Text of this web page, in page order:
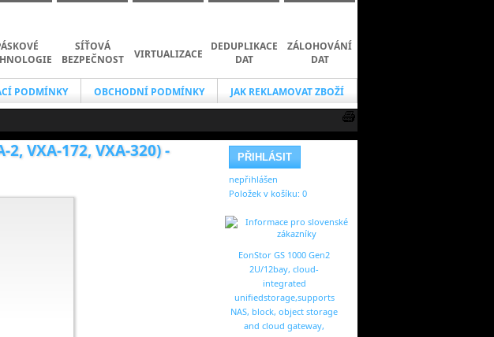
PODMÍNKY OBCHODNÍ PODMÍNKY JAK REKLAMOVAT ZBOŽÍ
SÍŤOVÁ
BEZPEČNOST
VIRTUALIZACE
DEDUPLIKACE
DAT
ZÁLOHOVÁNÍ
DAT
VXA-172, VXA-320) -
nepřihlášen
Položek v košíku: 0
EonStor GS 1000 Gen2
2U/12bay, cloud-
integrated
unifiedstorage,supports
NAS, block, object storage
and cloud gateway,